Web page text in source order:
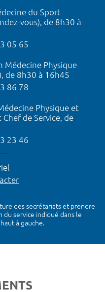
du Sport
vous), de 8h30 à
05 65
Médecine Physique
de 8h30 à 16h45
86 78
Physique et
de Service, de
23 46
des secrétariats et prendre
du service indiqué dans le
à gauche.